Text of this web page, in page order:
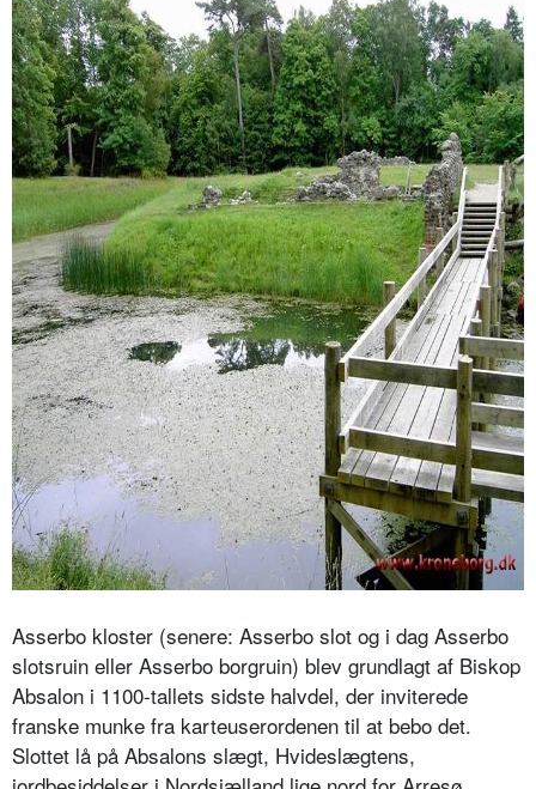
Asserbo kloster (senere: Asserbo slot og i dag Asserbo
slotsruin eller Asserbo borgruin) blev grundlagt af Biskop
Absalon i 1100-tallets sidste halvdel, der inviterede
franske munke fra karteuserordenen til at bebo det.
Slottet lå på Absalons slægt, Hvideslægtens,